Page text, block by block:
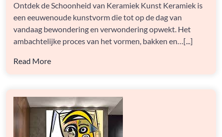
KUNST:
TIPS
VOOR
KOPEN
Ontdek de Schoonheid van Keramiek Kunst Keramiek is
een eeuwenoude kunstvorm die tot op de dag van
vandaag bewondering en verwondering opwekt. Het
ambachtelijke proces van het vormen, bakken en…[...]
Read More